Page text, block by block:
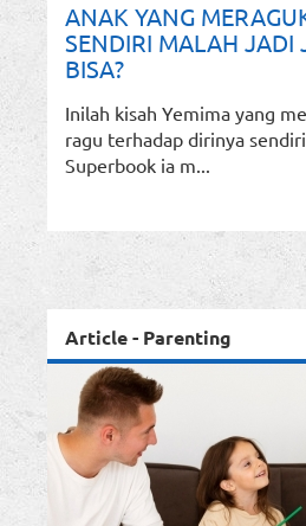
ANAK YANG
SENDIRI MALAH JADI
BISA?
Inilah kisah Yemima yang
ragu terhadap dirinya
Superbook ia m...
Article - Parenting